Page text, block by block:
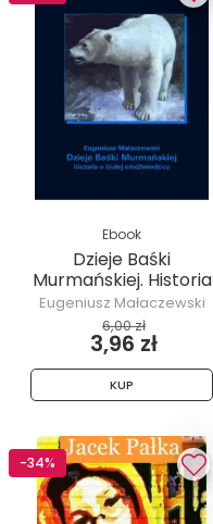
Ebook
Dzieje Baśki
Murmańskiej. Historia
o białej...
Eugeniusz Małaczewski
6,00 zł
3,96 zł
KUP
-34%